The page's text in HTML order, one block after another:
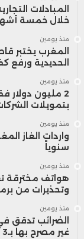
خلال خمسة
منذ يومين
المغرب يختبر
الحديدية ورفع
منذ يومين
2 مليون
بتمويلات
منذ يومين
سنوياً
منذ يومين
هواتف مخترقة
وتحذيرات من
منذ يومين
الضرائب تدقق
غير مصرح بها بـ3 مليارات درهم